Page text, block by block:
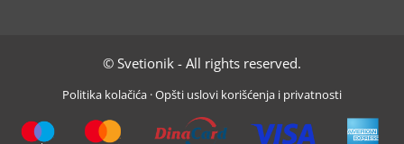
© Svetionik - All rights reserved.
Politika kolačića ·Opšti uslovi korišćenja i privatnosti